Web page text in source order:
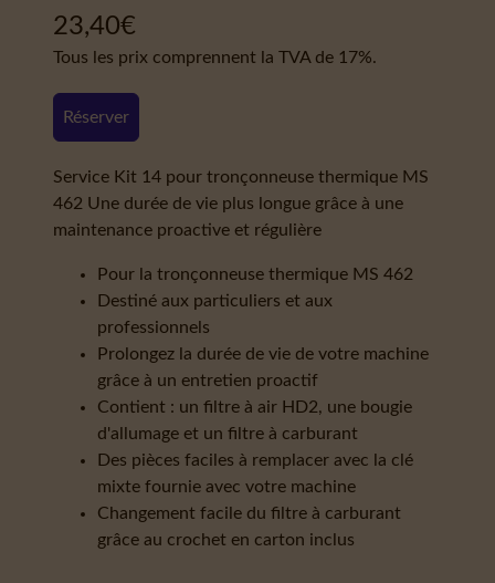
23,40€
Tous les prix comprennent la TVA de 17%.
Réserver
Service Kit 14 pour tronçonneuse thermique MS
462 Une durée de vie plus longue grâce à une
maintenance proactive et régulière
Pour la tronçonneuse thermique MS 462
Destiné aux particuliers et aux
professionnels
Prolongez la durée de vie de votre machine
grâce à un entretien proactif
Contient : un filtre à air HD2, une bougie
d'allumage et un filtre à carburant
Des pièces faciles à remplacer avec la clé
mixte fournie avec votre machine
Changement facile du filtre à carburant
grâce au crochet en carton inclus